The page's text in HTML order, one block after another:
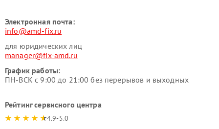
Электронная почта:
info@amd-fix.ru
для юридических лиц
manager@fix-amd.ru
График работы:
ПН-ВСК с 9:00 до 21:00 без перерывов и выходных
Рейтинг сервисного центра
4.9-5.0